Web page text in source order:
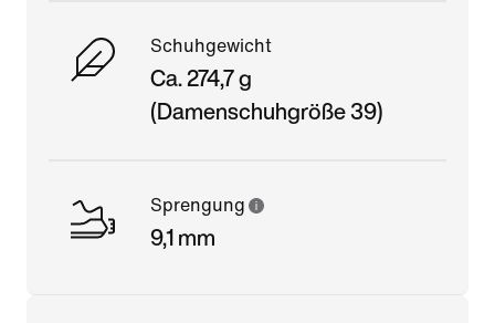
Schuhgewicht
Ca. 274,7 g
(Damenschuhgröße 39)
Sprengung
9,1 mm